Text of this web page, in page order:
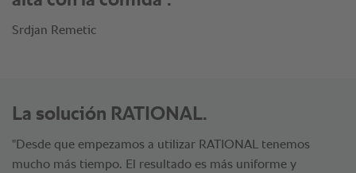
Srdjan Remetic
La solución RATIONAL.
"Desde que empezamos a utilizar RATIONAL tenemos
mucho más tiempo. El resultado es más uniforme y